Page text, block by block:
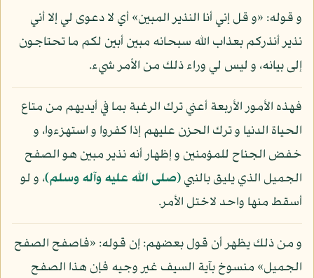
و قوله: «و قل إني أنا النذير المبين» أي لا دعوى لي إلا أني
نذير أنذركم بعذاب الله سبحانه مبين أبين لكم ما تحتاجون
إلى بيانه، و ليس لي وراء ذلك من الأمر شيء.
فهذه الأمور الأربعة أعني ترك الرغبة بما في أيديهم من متاع
الحياة الدنيا و ترك الحزن عليهم إذا كفروا و استهزءوا، و
خفض الجناح للمؤمنين و إظهار أنه نذير مبين هو الصفح
الجميل الذي يليق بالنبي(صلى الله عليه وآله وسلم)، و لو
أسقط منها واحد لاختل الأمر.
و من ذلك يظهر أن قول بعضهم: إن قوله: «فاصفح الصفح
الجميل» منسوخ بآية السيف غير وجيه فإن هذا الصفح